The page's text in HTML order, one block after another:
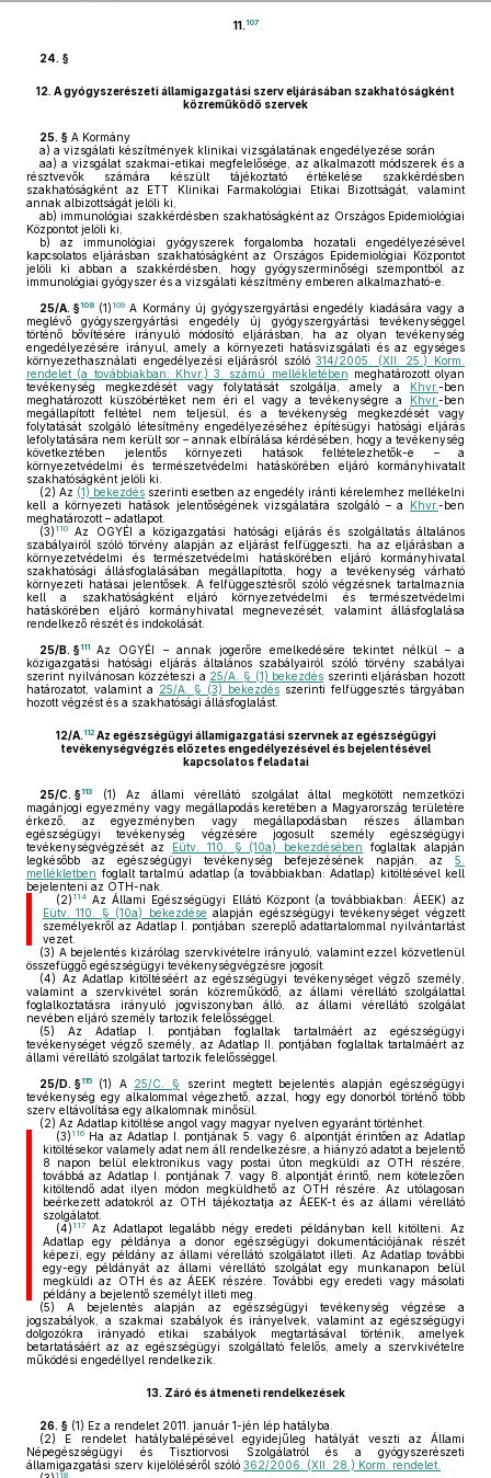
11.107
24. §
12. A gyógyszerészeti államigazgatási szerv eljárásában szakhatóságként
közreműködő szervek
25. § A Kormány
a) a vizsgálati készítmények klinikai vizsgálatának engedélyezése során
aa) a vizsgálat szakmai-etikai megfelelősége, az alkalmazott módszerek és a
résztvevők számára készült tájékoztató értékelése szakkérdésben
szakhatóságként az ETT Klinikai Farmakológiai Etikai Bizottságát, valamint
annak albizottságát jelöli ki,
ab) immunológiai szakkérdésben szakhatóságként az Országos Epidemiológiai
Központot jelöli ki,
b) az immunológiai gyógyszerek forgalomba hozatali engedélyezésével
kapcsolatos eljárásban szakhatóságként az Országos Epidemiológiai Központot
jelöli ki abban a szakkérdésben, hogy gyógyszerminőségi szempontból az
immunológiai gyógyszer és a vizsgálati készítmény emberen alkalmazható-e.
25/A. §108 (1) 109A Kormány új gyógyszergyártási engedély kiadására vagy a
meglévő gyógyszergyártási engedély új gyógyszergyártási tevékenységgel
történő bővítésére irányuló módosító eljárásban, ha az olyan tevékenység
engedélyezésére irányul, amely a környezeti hatásvizsgálati és az egységes
környezethasználati engedélyezési eljárásról szóló314/2005. (XII. 25.) Korm.
rendelet (a továbbiakban: Khvr.) 3. számú mellékletében meghatározott olyan
tevékenység megkezdését vagy folytatását szolgálja, amely a Khvr.-ben
meghatározott küszöbértéket nem éri el vagy a tevékenységre a Khvr.-ben
megállapított feltétel nem teljesül, és a tevékenység megkezdését vagy
folytatását szolgáló létesítmény engedélyezéséhez építésügyi hatósági eljárás
lefolytatására nem került sor – annak elbírálása kérdésében, hogy a tevékenység
következtében jelentős környezeti hatások feltételezhetők-e – a
környezetvédelmi és természetvédelmi hatáskörében eljáró kormányhivatalt
szakhatóságként jelöli ki.
(2) Az (1) bekezdés szerinti esetben az engedély iránti kérelemhez mellékelni
kell a környezeti hatások jelentőségének vizsgálatára szolgáló – a Khvr.-ben
meghatározott – adatlapot.
(3) 110
Az OGYÉI a közigazgatási hatósági eljárás és szolgáltatás általános
szabályairól szóló törvény alapján az eljárást felfüggeszti, ha az eljárásban a
környezetvédelmi és természetvédelmi hatáskörében eljáró kormányhivatal
szakhatósági állásfoglalásában megállapította, hogy a tevékenység várható
környezeti hatásai jelentősek. A felfüggesztésről szóló végzésnek tartalmaznia
kell a szakhatóságként eljáró környezetvédelmi és természetvédelmi
hatáskörében eljáró kormányhivatal megnevezését, valamint állásfoglalása
rendelkező részét és indokolását.
25/B. §111
Az OGYÉI – annak jogerőre emelkedésére tekintet nélkül – a
közigazgatási hatósági eljárás általános szabályairól szóló törvény szabályai
szerint nyilvánosan közzéteszi a 25/A. § (1) bekezdés szerinti eljárásban hozott
határozatot, valamint a 25/A. § (3) bekezdés szerinti felfüggesztés tárgyában
hozott végzést és a szakhatósági állásfoglalást.
12/A.112 Az egészségügyi államigazgatási szervnek az egészségügyi
tevékenységvégzés előzetes engedélyezésével és bejelentésével
kapcsolatos feladatai
25/C. §113 (1) Az állami vérellátó szolgálat által megkötött nemzetközi
magánjogi egyezmény vagy megállapodás keretében a Magyarország területére
érkező, az egyezményben vagy megállapodásban részes államban
egészségügyi tevékenység végzésére jogosult személy egészségügyi
tevékenységvégzését az
Eütv. 110. § (10a) bekezdésében
foglaltak alapján
legkésőbb az egészségügyi tevékenység befejezésének napján, az 5.
mellékletben foglalt tartalmú adatlap (a továbbiakban: Adatlap) kitöltésével kell
bejelenteni az OTH-nak.
(2) 114Az Állami Egészségügyi Ellátó Központ (a továbbiakban: ÁEEK) az
Eütv. 110. § (10a) bekezdése alapján egészségügyi tevékenységet végzett
személyekről az Adatlap I. pontjában szereplő adattartalommal nyilvántartást
vezet.
(3) A bejelentés kizárólag szervkivételre irányuló, valamint ezzel közvetlenül
összefüggő egészségügyi tevékenységvégzésre jogosít.
(4) Az Adatlap kitöltéséért az egészségügyi tevékenységet végző személy,
valamint a szervkivétel során közreműködő, az állami vérellátó szolgálattal
foglalkoztatásra irányuló jogviszonyban álló, az állami vérellátó szolgálat
nevében eljáró személy tartozik felelősséggel.
(5) Az Adatlap I. pontjában foglaltak tartalmáért az egészségügyi
tevékenységet végző személy, az Adatlap II. pontjában foglaltak tartalmáért az
állami vérellátó szolgálat tartozik felelősséggel.
25/D. §115 (1) A 25/C. § szerint megtett bejelentés alapján egészségügyi
tevékenység egy alkalommal végezhető, azzal, hogy egy donorból történő több
szerv eltávolítása egy alkalomnak minősül.
(2) Az Adatlap kitöltése angol vagy magyar nyelven egyaránt történhet.
(3) 116Ha az Adatlap I. pontjának 5. vagy 6. alpontját érintően az Adatlap
kitöltésekor valamely adat nem áll rendelkezésre, a hiányzó adatot a bejelentő
8 napon belül elektronikus vagy postai úton megküldi az OTH részére,
továbbá az Adatlap I. pontjának 7. vagy 8. alpontját érintő, nem kötelezően
kitöltendő adat ilyen módon megküldhető az OTH részére. Az utólagosan
beérkezett adatokról az OTH tájékoztatja az ÁEEK-t és az állami vérellátó
szolgálatot.
(4) 117Az Adatlapot legalább négy eredeti példányban kell kitölteni. Az
Adatlap egy példánya a donor egészségügyi dokumentációjának részét
képezi, egy példány az állami vérellátó szolgálatot illeti. Az Adatlap további
egy-egy példányát az állami vérellátó szolgálat egy munkanapon belül
megküldi az OTH és az ÁEEK részére. További egy eredeti vagy másolati
példány a bejelentő személyt illeti meg.
(5) A bejelentés alapján az egészségügyi tevékenység végzése a
jogszabályok, a szakmai szabályok és irányelvek, valamint az egészségügyi
dolgozókra irányadó etikai szabályok megtartásával történik, amelyek
betartatásáért az az egészségügyi szolgáltató felelős, amely a szervkivételre
működési engedéllyel rendelkezik.
13. Záró és átmeneti rendelkezések
26. § (1) Ez a rendelet 2011. január 1-jén lép hatályba.
(2) E rendelet hatálybalépésével egyidejűleg hatályát veszti az Állami
Népegészségügyi és Tisztiorvosi Szolgálatról és a gyógyszerészeti
államigazgatási szerv kijelöléséről szóló 362/2006. (XII. 28.) Korm. rendelet.
118